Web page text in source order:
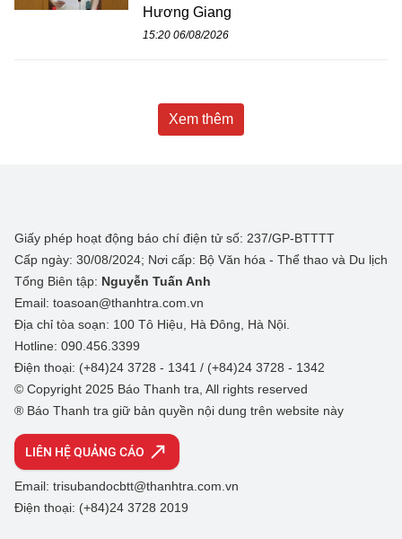
Hương Giang
15:20 06/08/2026
Xem thêm
Giấy phép hoạt động báo chí điện tử số: 237/GP-BTTTT
Cấp ngày: 30/08/2024; Nơi cấp: Bộ Văn hóa - Thể thao và Du lịch
Tổng Biên tập: Nguyễn Tuấn Anh
Email: toasoan@thanhtra.com.vn
Địa chỉ tòa soạn: 100 Tô Hiệu, Hà Đông, Hà Nội.
Hotline: 090.456.3399
Điện thoại: (+84)24 3728 - 1341 / (+84)24 3728 - 1342
© Copyright 2025 Báo Thanh tra, All rights reserved
® Báo Thanh tra giữ bản quyền nội dung trên website này
LIÊN HỆ QUẢNG CÁO
Email: trisubandocbtt@thanhtra.com.vn
Điện thoại: (+84)24 3728 2019